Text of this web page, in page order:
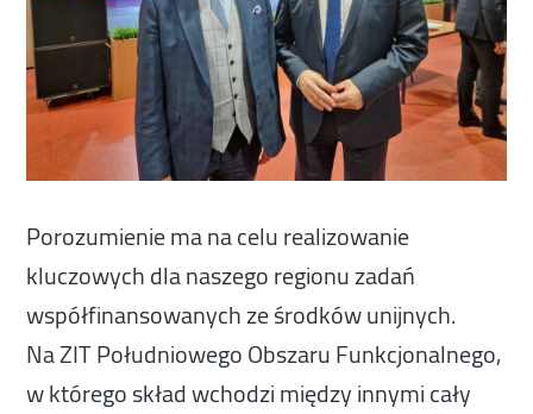
Porozumienie ma na celu realizowanie
kluczowych dla naszego regionu zadań
współfinansowanych ze środków unijnych.
Na ZIT Południowego Obszaru Funkcjonalnego,
w którego skład wchodzi między innymi cały